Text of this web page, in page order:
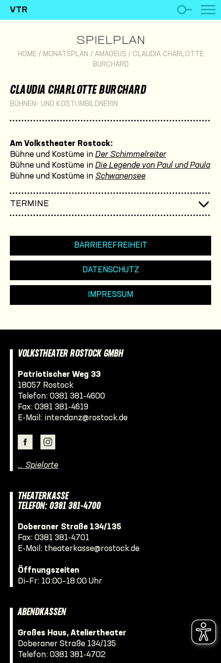
VTR
SPIELPLAN
HOME / MONATSPLAN / AMADEUS / CLAUDIA CHARLOTTE
BURCHARD
CLAUDIA CHARLOTTE BURCHARD
BÜHNEN- UND KOSTÜMBILDNERIN
Am Volkstheater Rostock:
Bühne und Kostüme in Der Schimmelreiter
Bühne und Kostüme in Die Legende von Paul und Paula
Bühne und Kostüme in Schwanensee
TERMINE
BARRIEREFREIHEIT
DATENSCHUTZ
IMPRESSUM
VOLKSTHEATER ROSTOCK GMBH
Patriotischer Weg 33
18057 Rostock
Telefon: 0381 381-4600
Fax: 0381 381-4619
E-Mail: intendanz@rostock.de
… Spielorte
THEATERKASSE
TELEFON: 0381 381-4700
Doberaner Straße 134/135
Fax: 0381 381-4701
E-Mail: theaterkasse@rostock.de
Öffnungszeiten
Di–Fr: 10:00–18:00 Uhr
ABENDKASSEN
Großes Haus, Ateliertheater
Doberaner Straße 134/135
Telefon: 0381 381-4702